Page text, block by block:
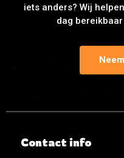
iets anders? Wij
dag
Contact info